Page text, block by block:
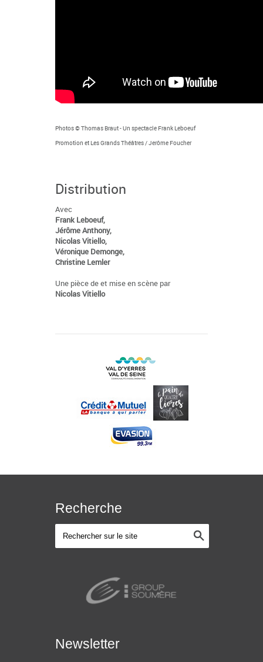
Photos © Thomas Braut - Un spectacle Frank Leboeuf
Promotion et Les Grands Théâtres / Jerôme Foucher
Distribution
Avec
Frank Leboeuf,
Jérôme Anthony,
Nicolas Vitiello,
Véronique Demonge,
Christine Lemler
Une pièce de et mise en scène par
Nicolas Vitiello
Recherche
Newsletter